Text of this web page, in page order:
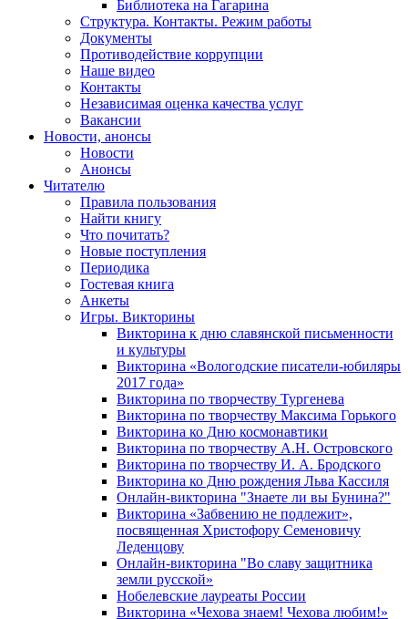
Библиотека на Гагарина
Структура. Контакты. Режим работы
Документы
Противодействие коррупции
Наше видео
Контакты
Независимая оценка качества услуг
Вакансии
Новости, анонсы
Новости
Анонсы
Читателю
Правила пользования
Найти книгу
Что почитать?
Новые поступления
Периодика
Гостевая книга
Анкеты
Игры. Викторины
Викторина к дню славянской письменности
и культуры
Викторина «Вологодские писатели-юбиляры
2017 года»
Викторина по творчеству Тургенева
Викторина по творчеству Максима Горького
Викторина ко Дню космонавтики
Викторина по творчеству А.Н. Островского
Викторина по творчеству И. А. Бродского
Викторина ко Дню рождения Льва Кассиля
Онлайн-викторина "Знаете ли вы Бунина?"
Викторина «Забвению не подлежит»,
посвященная Христофору Семеновичу
Леденцову
Онлайн-викторина "Во славу защитника
земли русской»
Нобелевские лауреаты России
Викторина «Чехова знаем! Чехова любим!»